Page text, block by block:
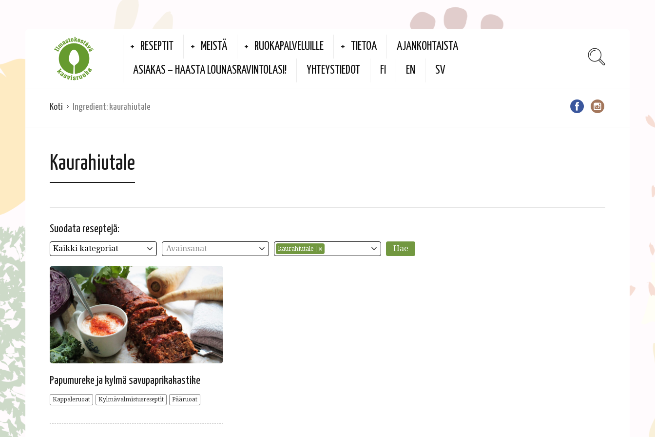
RESEPTIT MEISTÄ RUOKAPALVELUILLE TIETOA AJANKOHTAISTA
ASIAKAS – HAASTA LOUNASRAVINTOLASI! YHTEYSTIEDOT FI EN SV
Koti Ingredient: kaurahiutale
Kaurahiutale
Suodata reseptejä:
Kaikki kategoriat Avainsanat kaurahiutale
Papumureke ja kylmä savupaprikakastike
Kappaleruoat Kylmävalmistusreseptit Pääruoat